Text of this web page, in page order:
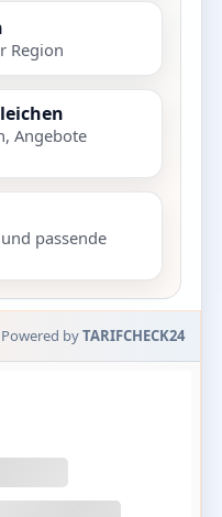
Region
Angebote
passende
Powered byTARIFCHECK24